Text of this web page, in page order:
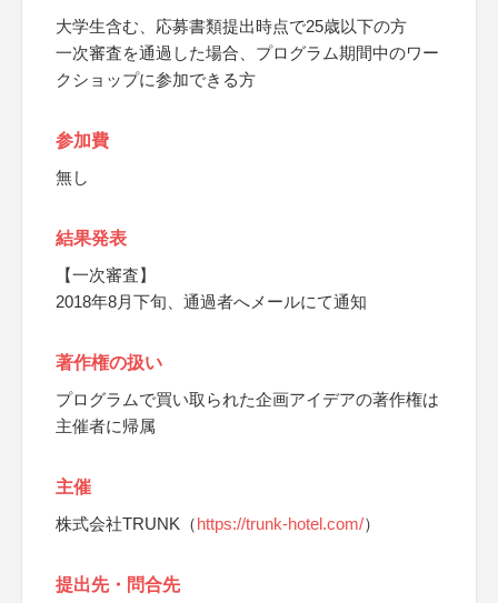
大学生含む、応募書類提出時点で25歳以下の方
一次審査を通過した場合、プログラム期間中のワー
クショップに参加できる方
参加費
無し
結果発表
【一次審査】
2018年8月下旬、通過者へメールにて通知
著作権の扱い
プログラムで買い取られた企画アイデアの著作権は
主催者に帰属
主催
株式会社TRUNK（https://trunk-hotel.com/）
提出先・問合先